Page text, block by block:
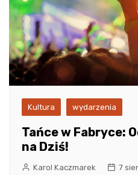
Kultura wydarzenia
Tańce w Fabryce:
na Dziś!
Karol Kaczmarek 7